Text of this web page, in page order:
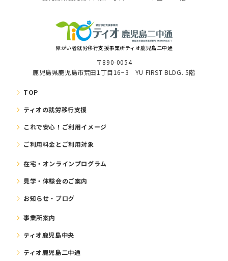
障がい者就労移⾏⽀援事業所ティオ鹿児島二中通
〒890-0054
鹿児島県鹿児島市荒田1丁目16−3 YU FIRST BLDG. 5階
TOP
ティオの就労移⾏⽀援
これで安⼼！ご利⽤イメージ
ご利⽤料⾦とご利⽤対象
在宅・オンラインプログラム
⾒学・体験会のご案内
お知らせ・ブログ
事業所案内
ティオ鹿児島中央
ティオ鹿児島二中通